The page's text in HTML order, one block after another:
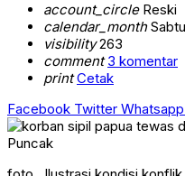
account_circleReski
calendar_month
visibility263
comment 3 komentar
print Cetak
Facebook Twitter Whatsapp